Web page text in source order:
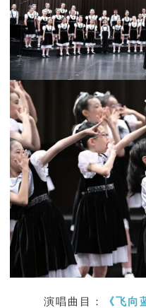
演唱曲目： 《飞向